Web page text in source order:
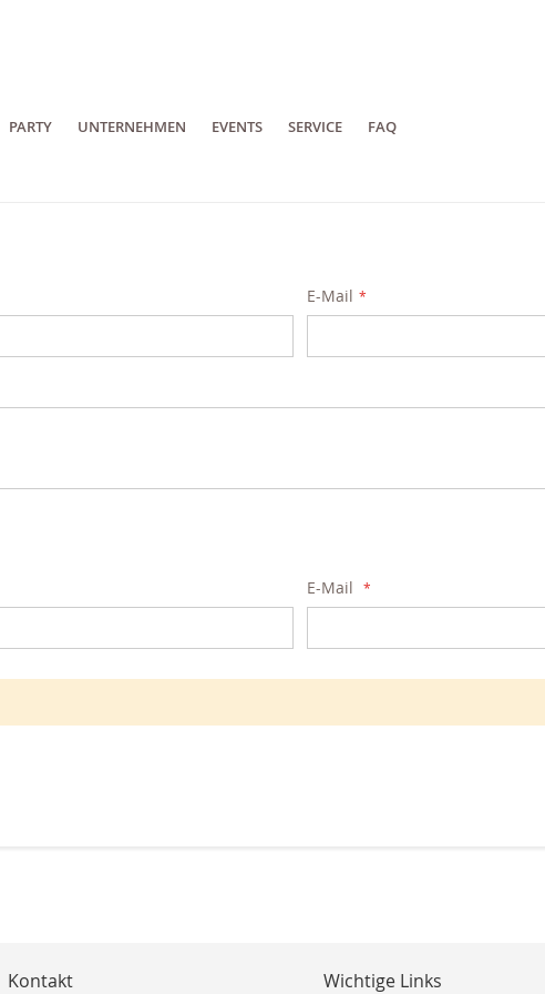
PARTY UNTERNEHMEN EVENTS SERVICE FAQ
E-Mail
E-Mail
Kontakt Wichtige Links